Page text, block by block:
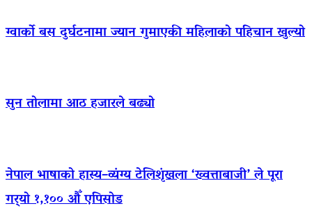
ग्वार्को बस दुर्घटनामा ज्यान गुमाएकी महिलाको पहिचान खुल्यो
सुन तोलामा आठ हजारले बढ्यो
नेपाल भाषाको हास्य–व्यंग्य टेलिशृंखला ‘ख्वत्ताबाजी’ ले पूरा
गर्‍यो १,१०० औँ एपिसोड